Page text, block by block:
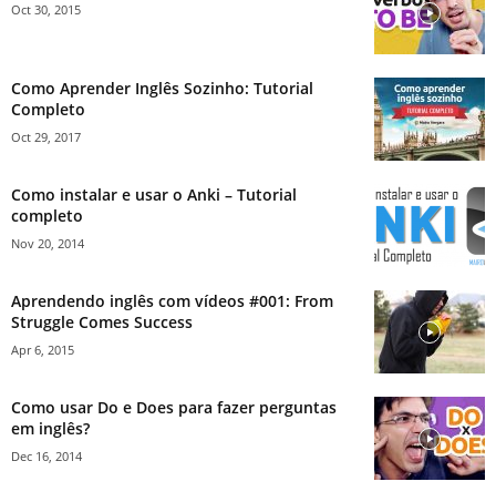
Oct 30, 2015
Como Aprender Inglês Sozinho: Tutorial
Completo
Oct 29, 2017
Como instalar e usar o Anki – Tutorial
completo
Nov 20, 2014
Aprendendo inglês com vídeos #001: From
Struggle Comes Success
Apr 6, 2015
Como usar Do e Does para fazer perguntas
em inglês?
Dec 16, 2014